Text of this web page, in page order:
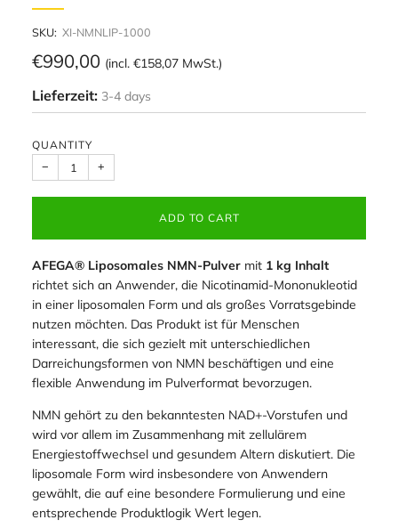
SKU: XI-NMNLIP-1000
Regular
price
€990,00 (incl. €158,07 MwSt.)
Lieferzeit: 3-4 days
QUANTITY
− +
ADD TO CART
AFEGA® Liposomales NMN-Pulver mit 1 kg Inhalt
richtet sich an Anwender, die Nicotinamid-Mononukleotid
in einer liposomalen Form und als großes Vorratsgebinde
nutzen möchten. Das Produkt ist für Menschen
interessant, die sich gezielt mit unterschiedlichen
Darreichungsformen von NMN beschäftigen und eine
flexible Anwendung im Pulverformat bevorzugen.
NMN gehört zu den bekanntesten NAD+-Vorstufen und
wird vor allem im Zusammenhang mit zellulärem
Energiestoffwechsel und gesundem Altern diskutiert. Die
liposomale Form wird insbesondere von Anwendern
gewählt, die auf eine besondere Formulierung und eine
entsprechende Produktlogik Wert legen.